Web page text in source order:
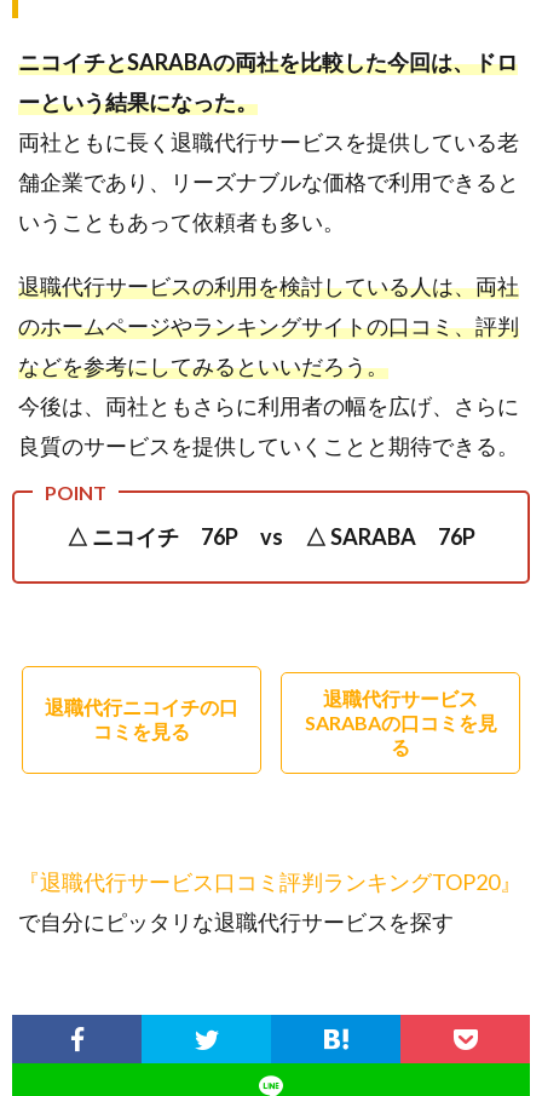
ニコイチとSARABAの両社を比較した今回は、ドロ
ーという結果になった。
両社ともに長く退職代行サービスを提供している老
舗企業であり、リーズナブルな価格で利用できると
いうこともあって依頼者も多い。
退職代行サービスの利用を検討している人は、両社
のホームページやランキングサイトの口コミ、評判
などを参考にしてみるといいだろう。
今後は、両社ともさらに利用者の幅を広げ、さらに
良質のサービスを提供していくことと期待できる。
△ ニコイチ 76P vs △ SARABA 76P
退職代行ニコイチの口
コミを見る
退職代行サービス
SARABAの口コミを見
る
『退職代行サービス口コミ評判ランキングTOP20』
で自分にピッタリな退職代行サービスを探す